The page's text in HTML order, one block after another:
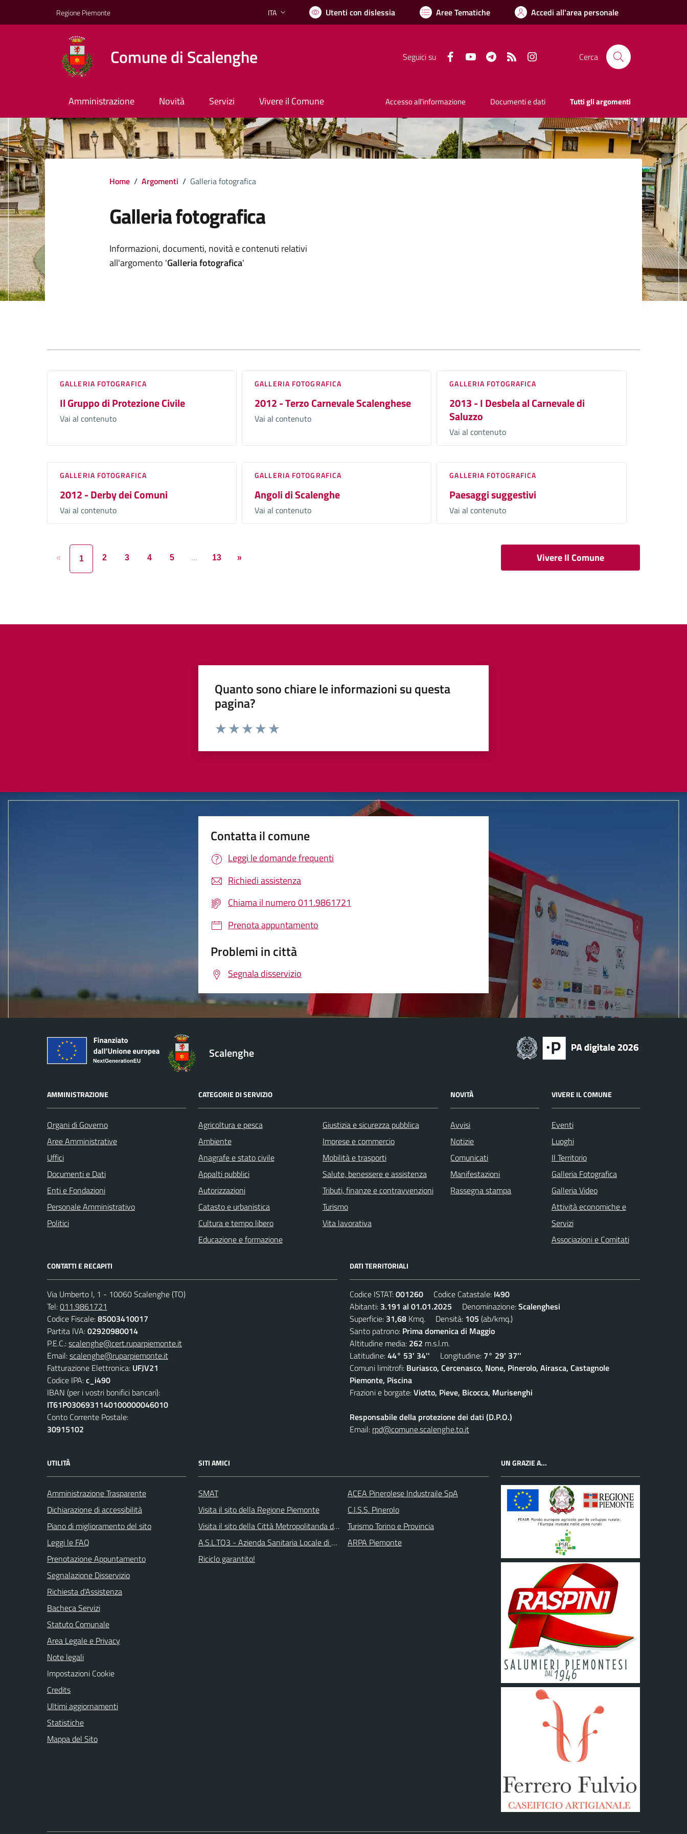
Regione Piemonte Lingua attiva:
ITA Utenti con dislessia Aree Tematiche Accedi all'area personale
Comune di Scalenghe Seguici su FacebookYouTube TelegramRSS Cerca
Amministrazione Novità Servizi Vivere il Comune Accesso all'informazione Documenti e dati Tutti gli argomenti
Home / Argomenti / Galleria fotografica
Galleria fotografica
Dettagli argomento
Informazioni, documenti, novità e contenuti relativi
all'argomento 'Galleria fotografica'
GALLERIA FOTOGRAFICA
Il Gruppo di Protezione Civile
Vai al contenuto
GALLERIA FOTOGRAFICA
2012 - Terzo Carnevale Scalenghese
Vai al contenuto
GALLERIA FOTOGRAFICA
2013 - I Desbela al Carnevale di
Saluzzo
Vai al contenuto
GALLERIA FOTOGRAFICA
2012 - Derby dei Comuni
Vai al contenuto
GALLERIA FOTOGRAFICA
Angoli di Scalenghe
Vai al contenuto
GALLERIA FOTOGRAFICA
Paesaggi suggestivi
Vai al contenuto
« 1 2 3 4 5 ... 13 » Vivere Il Comune
Quanto sono chiare le informazioni su questa
pagina?
Valuta da 1 a 5 stelle la pagina
Contatta il comune
Leggi le domande frequenti
Richiedi assistenza
Chiama il numero 011.9861721
Prenota appuntamento
Problemi in città
Segnala disservizio
Scalenghe
AMMINISTRAZIONE
Organi di Governo
Aree Amministrative
Uffici
Documenti e Dati
Enti e Fondazioni
Personale Amministrativo
Politici
CATEGORIE DI SERVIZIO
Agricoltura e pesca
Ambiente
Anagrafe e stato civile
Appalti pubblici
Autorizzazioni
Catasto e urbanistica
Cultura e tempo libero
Educazione e formazione
Giustizia e sicurezza pubblica
Imprese e commercio
Mobilità e trasporti
Salute, benessere e assistenza
Tributi, finanze e contravvenzioni
Turismo
Vita lavorativa
NOVITÀ
Avvisi
Notizie
Comunicati
Manifestazioni
Rassegna stampa
VIVERE IL COMUNE
Eventi
Luoghi
Il Territorio
Galleria Fotografica
Galleria Video
Attività economiche e
Servizi
Associazioni e Comitati
CONTATTI E RECAPITI
Via Umberto I, 1 - 10060 Scalenghe (TO)
Tel:011.9861721
Codice Fiscale:85003410017
Partita IVA:02920980014
P.E.C.:scalenghe@cert.ruparpiemonte.it
Email:scalenghe@ruparpiemonte.it
Fatturazione Elettronica: UFJV21
Codice IPA:c_i490
IBAN (per i vostri bonifici bancari):
IT61P0306931140100000046010
Conto Corrente Postale:
30915102
DATI TERRITORIALI
Codice ISTAT:001260 Codice Catastale: I490
Abitanti: 3.191 al 01.01.2025 Denominazione:Scalenghesi
Superficie: 31,68 Kmq. Densità: 105 (ab/kmq.)
Santo patrono: Prima domenica di Maggio
Altitudine media: 262 m.s.l.m.
Latitudine:44° 53' 34'' Longitudine: 7° 29' 37''
Comuni limitrofi: Buriasco, Cercenasco, None, Pinerolo, Airasca, Castagnole
Piemonte, Piscina
Frazioni e borgate:Viotto, Pieve, Bicocca, Murisenghi
Responsabile della protezione dei dati (D.P.O.)
Email: rpd@comune.scalenghe.to.it
UTILITÀ
Amministrazione Trasparente
Dichiarazione di accessibilità
Piano di miglioramento del sito
Leggi le FAQ
Prenotazione Appuntamento
Segnalazione Disservizio
Richiesta d'Assistenza
Bacheca Servizi
Statuto Comunale
Area Legale e Privacy
Note legali
Impostazioni Cookie
Credits
Ultimi aggiornamenti
Statistiche
Mappa del Sito
SITI AMICI
SMAT
Visita il sito della Regione Piemonte
Visita il sito della Città Metropolitanda di Torino
A.S.L.TO3 - Azienda Sanitaria Locale di Collegno e Pinerolo
Riciclo garantito!
ACEA Pinerolese Industraile SpA
C.I.S.S. Pinerolo
Turismo Torino e Provincia
ARPA Piemonte
UN GRAZIE A...